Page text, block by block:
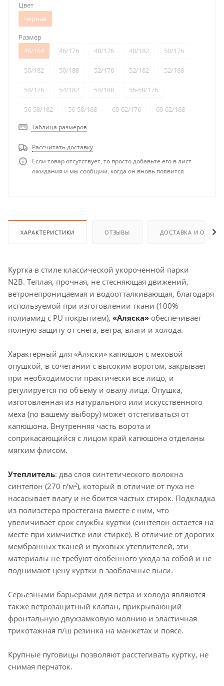
Цвет
черная
Размер
46/164
46/176 48/176 48/182 50/176
50/182 50/188 52/176 52/182 52/188
54/176 54/182 54/188 56-58/176
56-58/182 56-58/188 60-62/176 60-62/188
Таблица размеров
Рассчитать доставку
Если товар отсутствует, то просто добавьте его в лист
ожидания и мы сообщим, когда он вновь появится
ХАРАКТЕРИСТИКИ ОТЗЫВЫ ДОСТАВКА И
Куртка в стиле классической укороченной парки
N2B. Теплая, прочная, не стесняющая движений,
ветронепроницаемая и водоотталкивающая, благодаря
используемой при изготовлении ткани (100%
полиамид с PU покрытием), «Аляска» обеспечивает
полную защиту от снега, ветра, влаги и холода.
Характерный для «Аляски» капюшон с меховой
опушкой, в сочетании с высоким воротом, закрывает
при необходимости практически все лицо, и
регулируется по объему и овалу лица. Опушка,
изготовленная из натурального или искусственного
меха (по вашему выбору) может отстегиваться от
капюшона. Внутренняя часть ворота и
соприкасающийся с лицом край капюшона отделаны
мягким флисом.
Утеплитель: два слоя синтетического волокна
синтепон (270 г/м2), который в отличие от пуха не
насасывает влагу и не боится частых стирок. Подкладка
из полиэстера простегана вместе с ним, что
увеличивает срок службы куртки (синтепон остается на
месте при химчистке или стирке). В отличие от дорогих
мембранных тканей и пуховых утеплителей, эти
материалы не требуют особенного ухода за собой и не
поднимают цену куртки в заоблачные выси.
Серьезными барьерами для ветра и холода являются
также ветрозащитный клапан, прикрывающий
фронтальную двухзамковую молнию и эластичная
трикотажная п/ш резинка на манжетах и поясе.
Крупные пуговицы позволяют расстегивать куртку, не
снимая перчаток.